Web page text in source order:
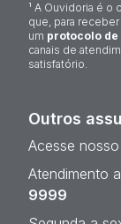
¹ A Ouvidoria é o
que, para
um protocolo
canais de
satisfatório.
Outros
Acesse nosso
Atendimento
9999